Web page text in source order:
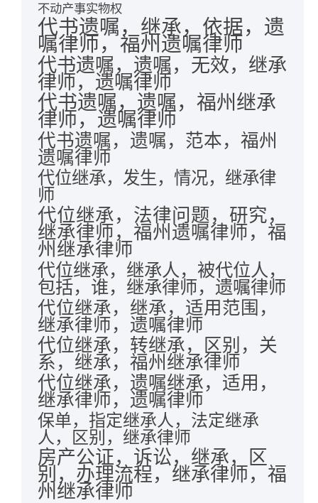
不动产事实物权
代书遗嘱，继承，依据，遗
嘱律师，福州遗嘱律师
代书遗嘱，遗嘱，无效，继承
律师，遗嘱律师
代书遗嘱，遗嘱，福州继承
律师，遗嘱律师
代书遗嘱，遗嘱，范本，福州
遗嘱律师
代位继承，发生，情况，继承律
师
代位继承，法律问题，研究，
继承律师，福州遗嘱律师，福
州继承律师
代位继承，继承人，被代位人，
包括，谁，继承律师，遗嘱律师
代位继承，继承，适用范围，
继承律师，遗嘱律师
代位继承，转继承，区别，关
系，继承，福州继承律师
代位继承，遗嘱继承，适用，
继承律师，遗嘱律师
保单，指定继承人，法定继承
人，区别，继承律师
房产公证，诉讼，继承，区
别，办理流程，继承律师，福
州继承律师